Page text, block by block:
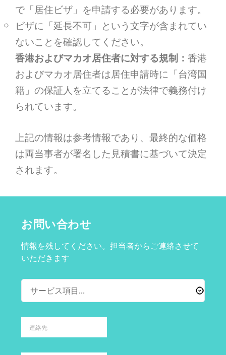
で「居住ビザ」を申請する必要があります。
ビザに「延長不可」という文字が含まれてい
ないことを確認してください。
香港およびマカオ居住者に対する規制： 香港
およびマカオ居住者は居住申請時に「台湾国
籍」の保証人を立てることが法律で義務付け
られています。
上記の情報は参考情報であり、最終的な価格
は両当事者が署名した見積書に基づいて決定
されます。
お問い合わせ
情報を残してください。担当者からご連絡させて
いただきます